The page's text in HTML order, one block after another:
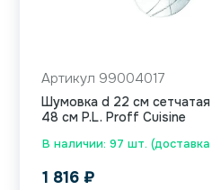
В наличии: 97 шт.
Артикул 99004017
Шумовка d 22 см
48 см P.L. Proff Cuisine
1 816 ₽